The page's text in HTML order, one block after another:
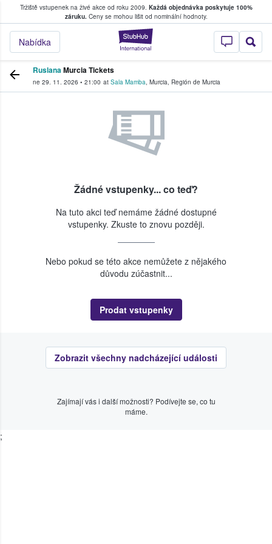
Tržiště vstupenek na živé akce od roku 2009. Každá objednávka poskytuje 100%
záruku.Ceny se mohou lišit od nominální hodnoty.
StubHub –
Nabídka
kde fanoušci kupují a prodávají vstupenky
RuslanaMurcia Tickets
ne 29. 11. 2026 • 21:00 at Sala Mamba, Murcia, Región de Murcia
Žádné vstupenky... co teď?
Na tuto akci teď nemáme žádné dostupné
vstupenky. Zkuste to znovu později.
Nebo pokud se této akce nemůžete z nějakého
důvodu zúčastnit...
Prodat vstupenky
Zobrazit všechny nadcházející události
Zajímají vás i další možnosti? Podívejte se, co tu
máme.
;